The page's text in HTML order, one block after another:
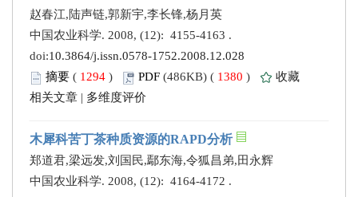
赵春江,陆声链,郭新宇,李长锋,杨月英
中国农业科学. 2008, (12): 4155-4163 .
doi:10.3864/j.issn.0578-1752.2008.12.028
摘要 ( 1294 ) PDF (486KB) ( 1380 )
收藏
相关文章 | 多维度评价
木犀科苦丁茶种质资源的RAPD分析
郑道君,梁远发,刘国民,鄢东海,令狐昌弟,田永辉
中国农业科学. 2008, (12): 4164-4172 .